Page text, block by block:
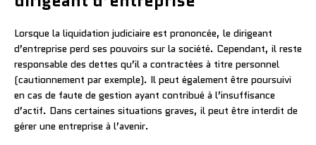
Lorsque la liquidation judiciaire est prononcée, le dirigeant
d’entreprise perd ses pouvoirs sur la société. Cependant, il reste
responsable des dettes qu’il a contractées à titre personnel
(cautionnement par exemple). Il peut également être poursuivi
en cas de faute de gestion ayant contribué à l’insuffisance
d’actif. Dans certaines situations graves, il peut être interdit de
gérer une entreprise à l’avenir.